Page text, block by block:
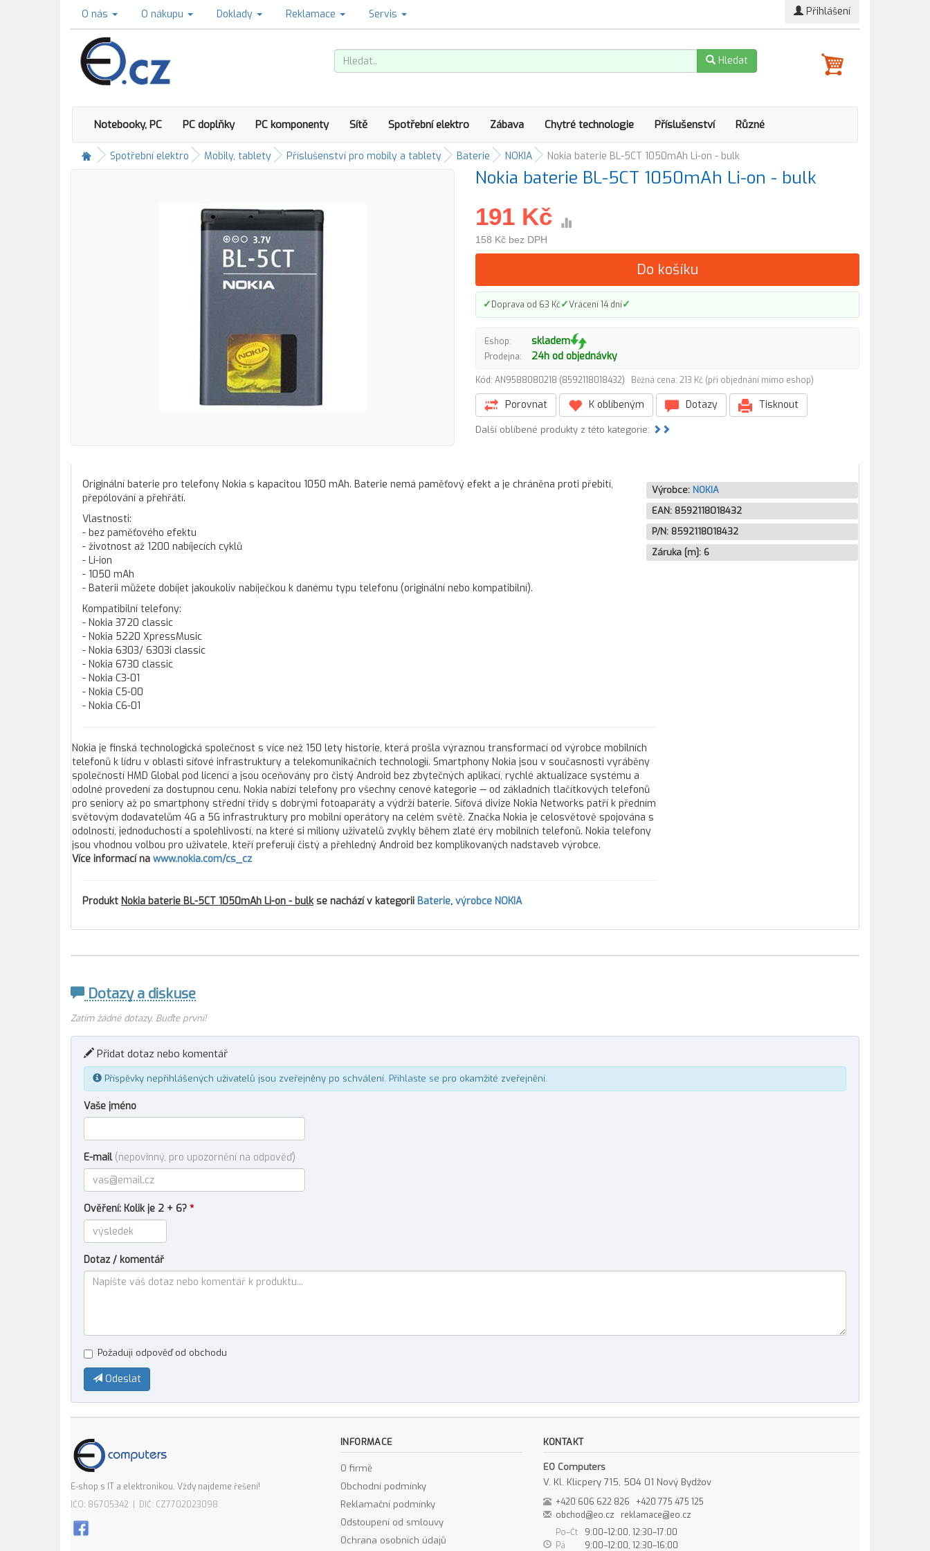
O nás O nákupu Doklady Reklamace Servis Přihlášení
Hledat
Notebooky, PC PC doplňky PC komponenty Sítě Spotřební elektro Zábava Chytré technologie Příslušenství Různé
Spotřební elektro Mobily, tablety Příslušenství pro mobily a tablety Baterie NOKIA Nokia baterie BL-5CT 1050mAh Li-on - bulk
Nokia baterie BL-5CT 1050mAh Li-on - bulk
191 Kč
158 Kč bez DPH
Do košíku
✓Doprava od 63 Kč✓Vrácení 14 dní✓
Eshop: skladem
Prodejna: 24h od objednávky
Kód: AN9588080218 (8592118018432) Běžná cena: 213 Kč (při objednání mimo eshop)
Porovnat K oblíbeným Dotazy Tisknout
Další oblíbené produkty z této kategorie:
Originální baterie pro telefony Nokia s kapacitou 1050 mAh. Baterie nemá paměťový efekt a je chráněna proti přebití,
přepólování a přehřátí.
Vlastnosti:
- bez paměťového efektu
- životnost až 1200 nabíjecích cyklů
- Li-ion
- 1050 mAh
- Baterii můžete dobíjet jakoukoliv nabíječkou k danému typu telefonu (originální nebo kompatibilní).
Kompatibilní telefony:
- Nokia 3720 classic
- Nokia 5220 XpressMusic
- Nokia 6303/ 6303i classic
- Nokia 6730 classic
- Nokia C3-01
- Nokia C5-00
- Nokia C6-01
Nokia je finská technologická společnost s více než 150 lety historie, která prošla výraznou transformací od výrobce mobilních
telefonů k lídru v oblasti síťové infrastruktury a telekomunikačních technologií. Smartphony Nokia jsou v současnosti vyráběny
společností HMD Global pod licencí a jsou oceňovány pro čistý Android bez zbytečných aplikací, rychlé aktualizace systému a
odolné provedení za dostupnou cenu. Nokia nabízí telefony pro všechny cenové kategorie — od základních tlačítkových telefonů
pro seniory až po smartphony střední třídy s dobrými fotoaparáty a výdrží baterie. Síťová divize Nokia Networks patří k předním
světovým dodavatelům 4G a 5G infrastruktury pro mobilní operátory na celém světě. Značka Nokia je celosvětově spojována s
odolností, jednoduchostí a spolehlivostí, na které si miliony uživatelů zvykly během zlaté éry mobilních telefonů. Nokia telefony
jsou vhodnou volbou pro uživatele, kteří preferují čistý a přehledný Android bez komplikovaných nadstaveb výrobce.
Více informací na www.nokia.com/cs_cz
Produkt Nokia baterie BL-5CT 1050mAh Li-on - bulkse nachází v kategorii Baterie, výrobce NOKIA
Výrobce: NOKIA
EAN: 8592118018432
P/N: 8592118018432
Záruka [m]: 6
Dotazy a diskuse
Zatím žádné dotazy. Buďte první!
Přidat dotaz nebo komentář
Příspěvky nepřihlášených uživatelů jsou zveřejněny po schválení. Přihlaste se pro okamžité zveřejnění.
Vaše jméno
E-mail (nepovinný, pro upozornění na odpověď)
Ověření: Kolik je 2 + 6? *
Dotaz / komentář
Požaduji odpověď od obchodu
Odeslat
E-shop s IT a elektronikou. Vždy najdeme řešení!
IČO: 86705342 | DIČ: CZ7702023098
INFORMACE
O firmě
Obchodní podmínky
Reklamační podmínky
Odstoupení od smlouvy
Ochrana osobních údajů
KONTAKT
EO Computers
V. Kl. Klicpery 715, 504 01 Nový Bydžov
+420 606 622 826
+420 775 475 125
obchod@eo.cz
reklamace@eo.cz
Po–Čt
9:00–12:00, 12:30–17:00
Pá
9:00–12:00, 12:30–16:00